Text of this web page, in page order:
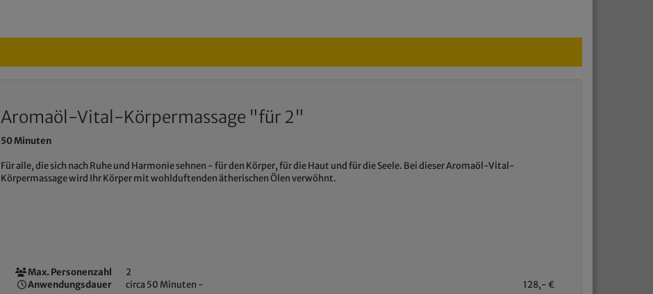
Aromaöl-Vital-Körpermassage "für 2"
50 Minuten
Für alle, die sich nach Ruhe und Harmonie sehnen - für den Körper, für die Haut und für die Seele. Bei dieser Aromaöl-Vital-
Körpermassage wird Ihr Körper mit wohlduftenden ätherischen Ölen verwöhnt.
Max. Personenzahl
2
Anwendungsdauer
circa 50 Minuten - 128,- €